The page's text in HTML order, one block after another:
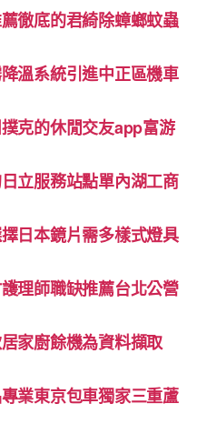
徹底的君綺除蟑螂蚊蟲
溫系統引進中正區機車
克的休閒交友app富游
立服務站點單內湖工商
日本鏡片需多樣式燈具
理師職缺推薦台北公營
家廚餘機為資料擷取
業東京包車獨家三重蘆